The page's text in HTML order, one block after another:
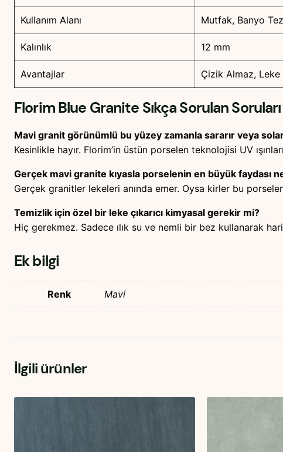
Kullanım Alanı Mutfak, Banyo
Kalınlık 12 mm
Avantajlar Çizik Almaz, Leke
Florim Blue Granite Sıkça Sorulan Soruları
Mavi granit görünümlü bu yüzey zamanla sararır veya solar
Kesinlikle hayır. Florim’in üstün porselen teknolojisi UV
Gerçek mavi granite kıyasla porselenin en büyük faydası
Gerçek granitler lekeleri anında emer. Oysa kirler bu
Temizlik için özel bir leke çıkarıcı kimyasal gerekir mi?
Hiç gerekmez. Sadece ılık su ve nemli bir bez kullanarak
Ek bilgi
Renk Mavi
İlgili ürünler